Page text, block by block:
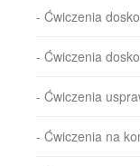
- Ćwiczenia
- Ćwiczenia
- Ćwiczenia
- Ćwiczenia na